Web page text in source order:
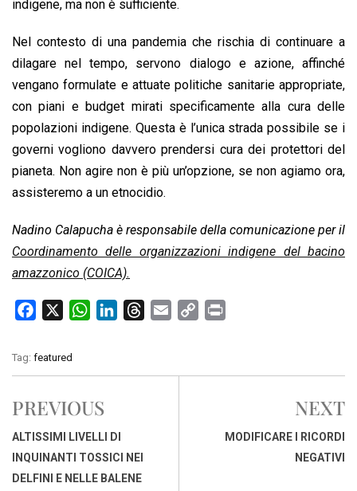
indigene, ma non è sufficiente.
Nel contesto di una pandemia che rischia di continuare a
dilagare nel tempo, servono dialogo e azione, affinché
vengano formulate e attuate politiche sanitarie appropriate,
con piani e budget mirati specificamente alla cura delle
popolazioni indigene. Questa è l’unica strada possibile se i
governi vogliono davvero prendersi cura dei protettori del
pianeta. Non agire non è più un’opzione, se non agiamo ora,
assisteremo a un etnocidio.
Nadino Calapucha è responsabile della comunicazione per il
Coordinamento delle organizzazioni indigene del bacino
amazzonico (COICA).
c
e
o
o
k
W
t
A
p
p
k
I
n
e
i
y
n
Tag: featured
PREVIOUS
ALTISSIMI LIVELLI DI
INQUINANTI TOSSICI NEI
DELFINI E NELLE BALENE
NEXT
MODIFICARE I RICORDI
NEGATIVI